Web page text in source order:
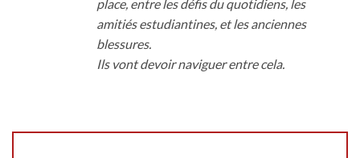
place, entre les défis du quotidiens, les
amitiés estudiantines, et les anciennes
blessures.
Ils vont devoir naviguer entre cela.